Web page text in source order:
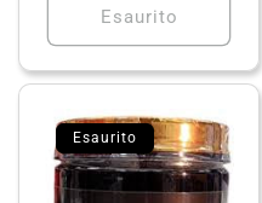
Esaurito
Esaurito